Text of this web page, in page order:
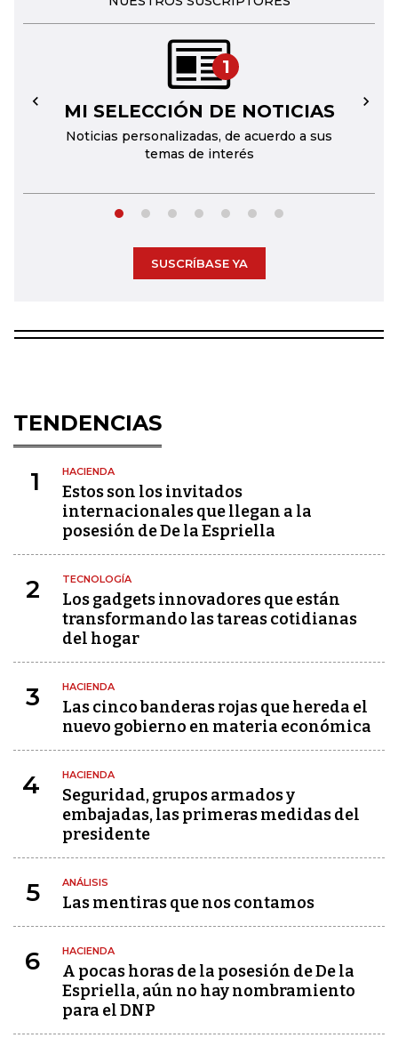
1
MI SELECCIÓN DE NOTICIAS
Noticias personalizadas, de acuerdo a sus
temas de interés
← →
SUSCRÍBASE YA
TENDENCIAS
1 HACIENDA
Estos son los invitados
internacionales que llegan a la
posesión de De la Espriella
2 TECNOLOGÍA
Los gadgets innovadores que están
transformando las tareas cotidianas
del hogar
3 HACIENDA
Las cinco banderas rojas que hereda el
nuevo gobierno en materia económica
4 HACIENDA
Seguridad, grupos armados y
embajadas, las primeras medidas del
presidente
5 ANÁLISIS
Las mentiras que nos contamos
6 HACIENDA
A pocas horas de la posesión de De la
Espriella, aún no hay nombramiento
para el DNP